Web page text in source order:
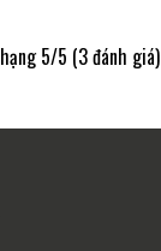
5/5 (3 đánh giá)